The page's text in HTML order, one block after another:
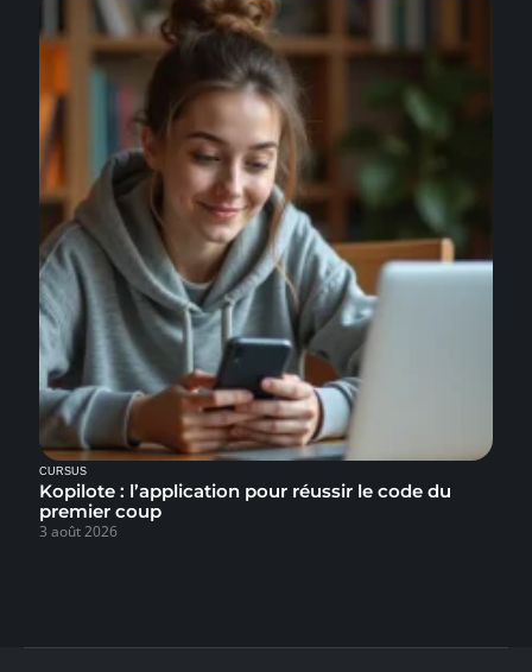
CURSUS
Kopilote : l’application pour réussir le code du
premier coup
3 août 2026